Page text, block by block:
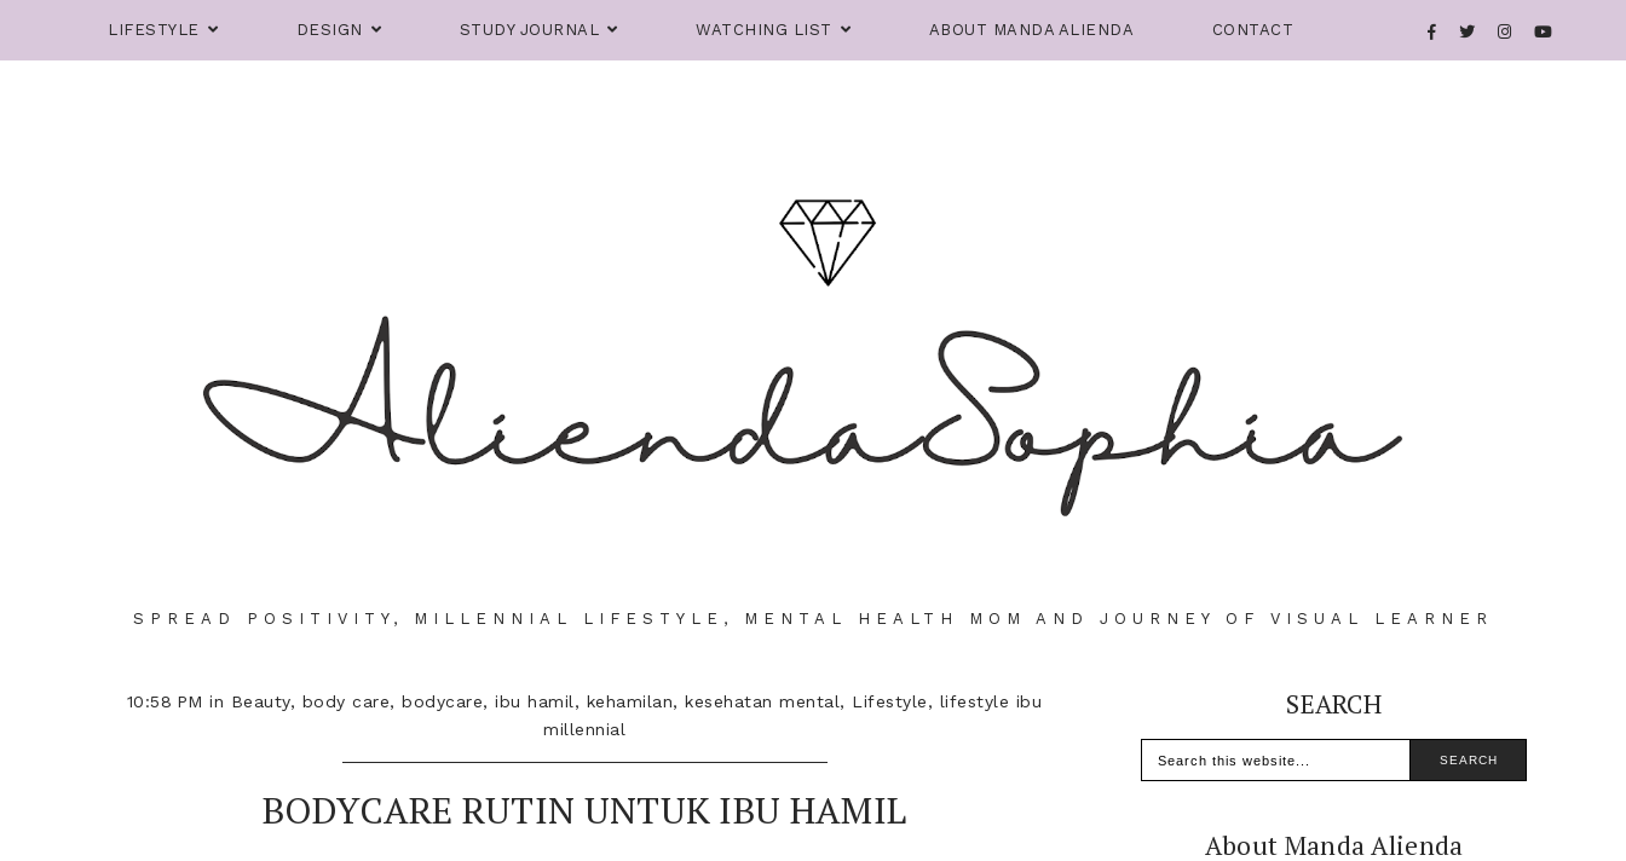
LIFESTYLE DESIGN STUDY JOURNAL WATCHING LIST ABOUT MANDA ALIENDA CONTACT
SPREAD POSITIVITY, MILLENNIAL LIFESTYLE, MENTAL HEALTH MOM AND JOURNEY OF VISUAL LEARNER
10:58 PMin Beauty, body care,bodycare,ibu hamil, kehamilan,kesehatan mental, Lifestyle, lifestyle ibu
millennial
BODYCARE RUTIN UNTUK IBU HAMIL
SEARCH
About Manda Alienda